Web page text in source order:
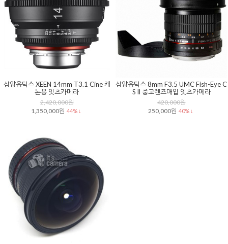
삼양옵틱스 XEEN 14mm T3.1 Cine 캐
논용 잇츠카메라
2,420,000원
1,350,000원 44% ↓
삼양옵틱스 8mm F3.5 UMC Fish-Eye C
S ll 중고렌즈매입 잇츠카메라
420,000원
250,000원 40% ↓